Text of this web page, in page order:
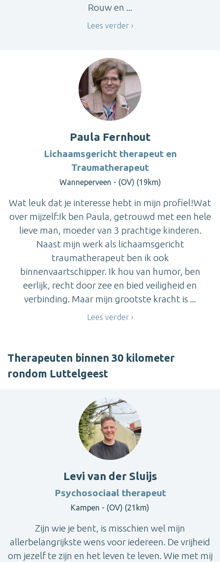
Rouw en ...
Lees verder
Paula Fernhout
Lichaamsgericht therapeut en
Traumatherapeut
Wanneperveen - (OV) (19km)
Wat leuk dat je interesse hebt in mijn profiel!Wat
over mijzelf:Ik ben Paula, getrouwd met een hele
lieve man, moeder van 3 prachtige kinderen.
Naast mijn werk als lichaamsgericht
traumatherapeut ben ik ook
binnenvaartschipper. Ik hou van humor, ben
eerlijk, recht door zee en bied veiligheid en
verbinding. Maar mijn grootste kracht is ...
Lees verder
Therapeuten binnen 30 kilometer
rondom Luttelgeest
Levi van der Sluijs
Psychosociaal therapeut
Kampen - (OV) (21km)
Zijn wie je bent, is misschien wel mijn
allerbelangrijkste wens voor iedereen. De vrijheid
om jezelf te zijn en het leven te leven. Wie met mij